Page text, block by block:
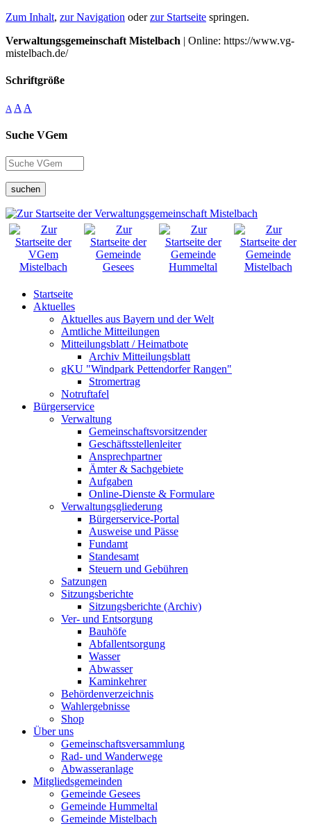
Zum Inhalt, zur Navigation oderzur Startseite springen.
Verwaltungsgemeinschaft Mistelbach | Online: https://www.vg-
mistelbach.de/
Schriftgröße
A A A
Suche VGem
suchen
Startseite
Aktuelles
Aktuelles aus Bayern und der Welt
Amtliche Mitteilungen
Mitteilungsblatt / Heimatbote
Archiv Mitteilungsblatt
gKU "Windpark Pettendorfer Rangen"
Stromertrag
Notruftafel
Bürgerservice
Verwaltung
Gemeinschaftsvorsitzender
Geschäftsstellenleiter
Ansprechpartner
Ämter & Sachgebiete
Aufgaben
Online-Dienste & Formulare
Verwaltungsgliederung
Bürgerservice-Portal
Ausweise und Pässe
Fundamt
Standesamt
Steuern und Gebühren
Satzungen
Sitzungsberichte
Sitzungsberichte (Archiv)
Ver- und Entsorgung
Bauhöfe
Abfallentsorgung
Wasser
Abwasser
Kaminkehrer
Behördenverzeichnis
Wahlergebnisse
Shop
Über uns
Gemeinschaftsversammlung
Rad- und Wanderwege
Abwasseranlage
Mitgliedsgemeinden
Gemeinde Gesees
Gemeinde Hummeltal
Gemeinde Mistelbach